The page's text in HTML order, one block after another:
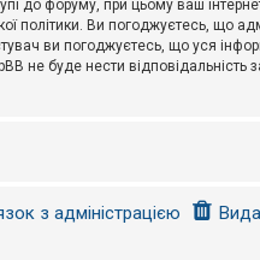
до форуму, при цьому ваш
політики. Ви погоджуєтесь, що
ви погоджуєтесь, що уся
буде нести відповідальність за
з адміністрацією